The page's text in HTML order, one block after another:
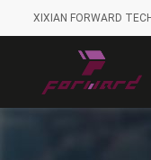
XIXIAN FORWARD